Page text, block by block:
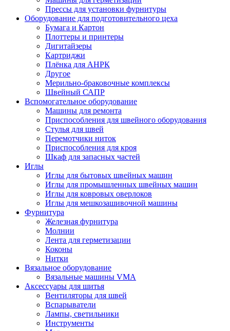
Прессы для установки фурнитуры
Оборудование для подготовительного цеха
Бумага и Картон
Плоттеры и принтеры
Дигитайзеры
Картриджи
Плёнка для АНРК
Другое
Мерильно-браковочные комплексы
Швейный САПР
Вспомогательное оборудование
Машины для ремонта
Приспособления для швейного оборудования
Стулья для швей
Перемотчики ниток
Приспособления для кроя
Шкаф для запасных частей
Иглы
Иглы для бытовых швейных машин
Иглы для промышленных швейных машин
Иглы для ковровых оверлоков
Иглы для мешкозашивочной машины
Фурнитура
Железная фурнитура
Молнии
Лента для герметизации
Коконы
Нитки
Вязальное оборудование
Вязальные машины VMA
Аксессуары для шитья
Вентиляторы для швей
Вспарыватели
Лампы, светильники
Инструменты